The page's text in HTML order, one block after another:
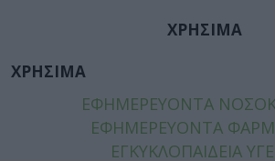
ΧΡΗΣΙΜΑ
ΧΡΗΣΙΜΑ
ΕΦΗΜΕΡΕΥΟΝΤΑ
ΕΦΗΜΕΡΕΥΟΝΤΑ
ΕΓΚΥΚΛΟΠΑΙΔΕΙΑ